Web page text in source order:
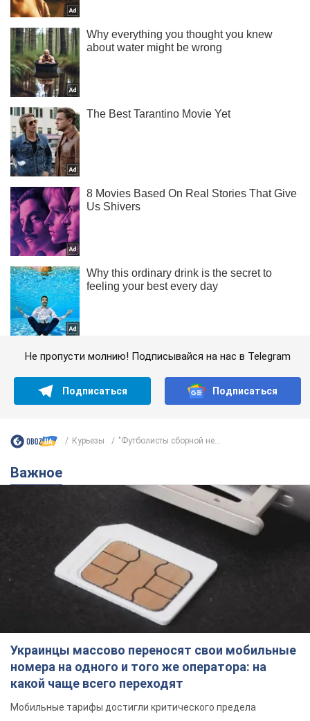
Не пропусти молнию! Подписывайся на нас в Telegram
Подписаться Подписаться
Курьезы "Футболисты сборной не...
Важное
Украинцы массово переносят свои мобильные
номера на одного и того же оператора: на
какой чаще всего переходят
Мобильные тарифы достигли критического предела